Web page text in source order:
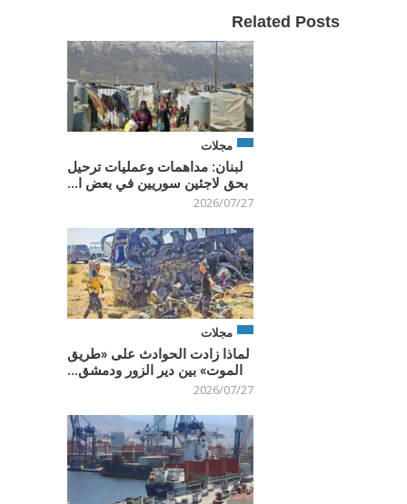
Related Posts
مجلات
لبنان: مداهمات وعمليات ترحيل
بحق لاجئين سوريين في بعض ا...
2026/07/27
مجلات
لماذا زادت الحوادث على «طريق
الموت» بين دير الزور ودمشق...
2026/07/27